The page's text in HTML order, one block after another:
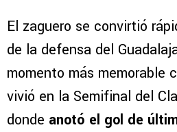
El zaguero se convirtió
de la defensa del
momento más memorable
vivió en la Semifinal del
donde anotó el gol de